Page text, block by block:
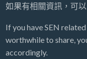
如果有相關資訊，可
If you have SEN
worthwhile to share,
accordingly.